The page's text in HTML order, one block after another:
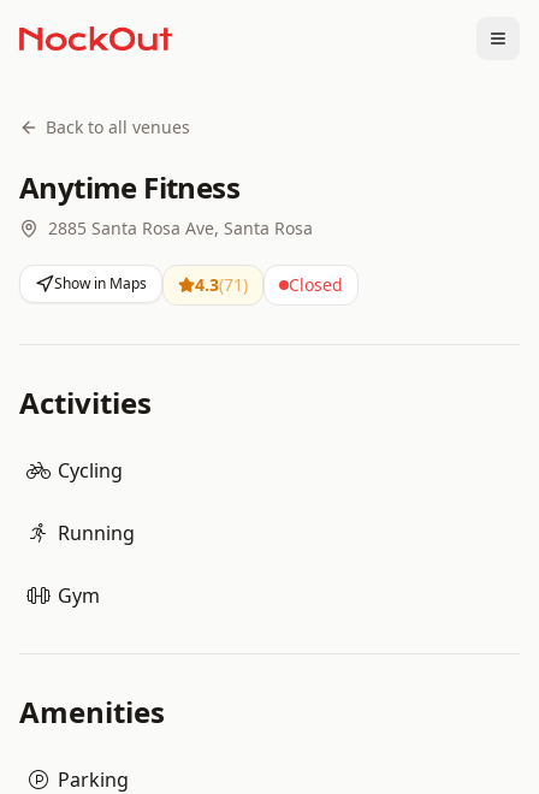
Back to all venues
Anytime Fitness
2885 Santa Rosa Ave, Santa Rosa
Show in Maps 4.3(71) Closed
Activities
Cycling
Running
Gym
Amenities
Parking